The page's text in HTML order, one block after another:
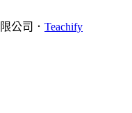
公司． Teachify